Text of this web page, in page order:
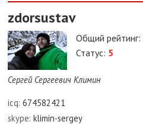
zdorsustav
Общий рейтинг:
Статус: 5
Сергей Сергеевич Климин
icq: 674582421
skype: klimin-sergey